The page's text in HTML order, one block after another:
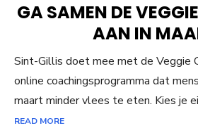
GA SAMEN DE
AAN IN
Sint-Gillis doet mee met de Veggie
online coachingsprogramma dat
maart minder vlees te eten. Kies je
READ MORE